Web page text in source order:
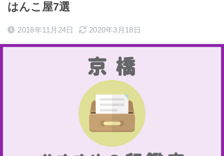
はんこ屋7選
2018年11月24日 2020年3月18日